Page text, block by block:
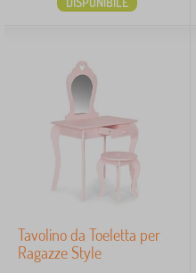
Tavolino da Toeletta per
Ragazze Style